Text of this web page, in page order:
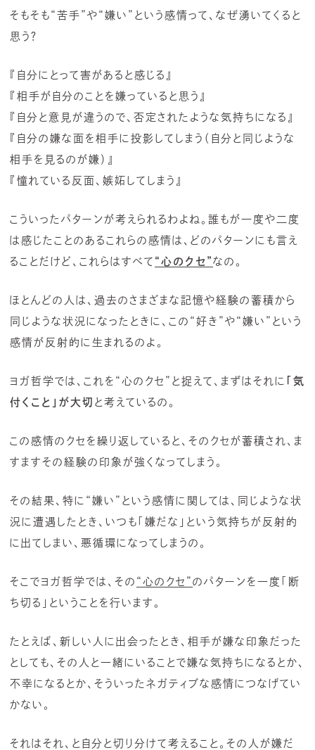
そもそも“苦手”や“嫌い”という感情って、なぜ湧いてくると
思う？
『自分にとって害があると感じる』
『相手が自分のことを嫌っていると思う』
『自分と意見が違うので、否定されたような気持ちになる』
『自分の嫌な面を相手に投影してしまう（自分と同じような
相手を見るのが嫌）』
『憧れている反面、嫉妬してしまう』
こういったパターンが考えられるわよね。誰もが一度や二度
は感じたことのあるこれらの感情は、どのパターンにも言え
ることだけど、これらはすべて “心のクセ” なの。
ほとんどの人は、過去のさまざまな記憶や経験の蓄積から
同じような状況になったときに、この“好き”や“嫌い”という
感情が反射的に生まれるのよ。
ヨガ哲学では、これを“心のクセ”と捉えて、まずはそれに 「気
付くこと」が大切 と考えているの。
この感情のクセを繰り返していると、そのクセが蓄積され、ま
すますその経験の印象が強くなってしまう。
その結果、特に“嫌い”という感情に関しては、同じような状
況に遭遇したとき、いつも「嫌だな」という気持ちが反射的
に出てしまい、悪循環になってしまうの。
そこでヨガ哲学では、その “心のクセ” のパターンを一度「断
ち切る」ということを行います。
たとえば、新しい人に出会ったとき、相手が嫌な印象だった
としても、その人と一緒にいることで嫌な気持ちになるとか、
不幸になるとか、そういったネガティブな感情につなげてい
かない。
それはそれ、と自分と切り分けて考えること。その人が嫌だ